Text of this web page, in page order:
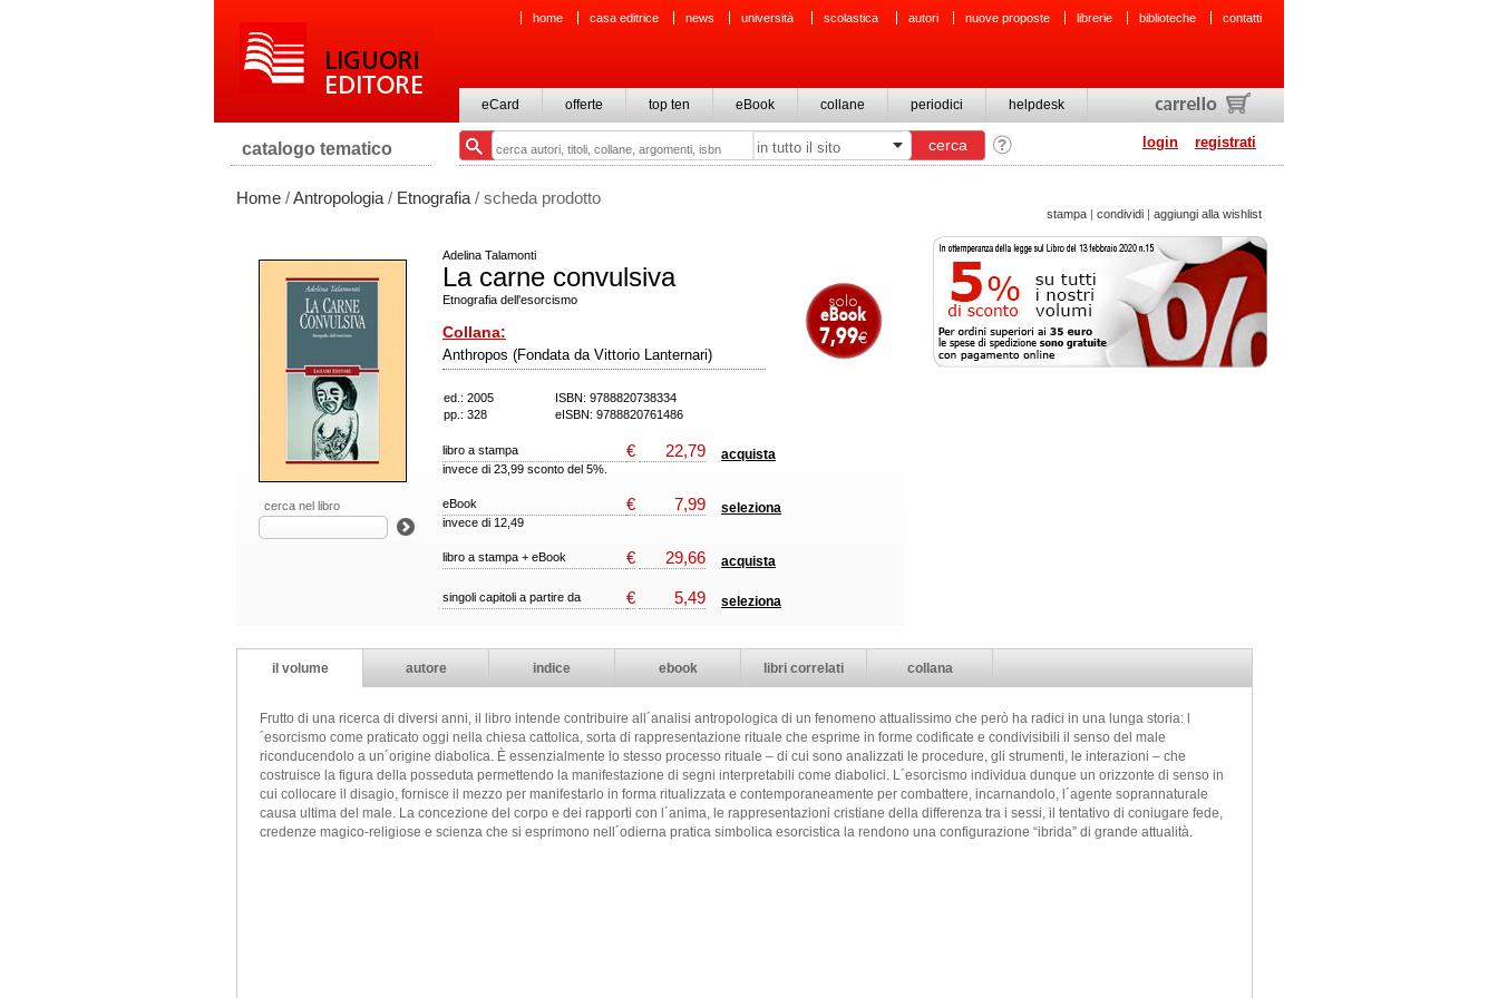
home casa editrice news università scolastica autori nuove proposte librerie biblioteche contatti
eCard offerte top ten eBook collane periodici helpdesk
login registrati
catalogo tematico
Home /Antropologia / Etnografia / scheda prodotto
stampa | condividi | aggiungi alla wishlist
cerca nel libro
Adelina Talamonti
La carne convulsiva
Etnografia dell'esorcismo
Collana:
Anthropos (Fondata da Vittorio Lanternari)
ed.: 2005
ISBN: 9788820738334
pp.: 328
eISBN: 9788820761486
libro a stampa € 22,79 acquista
invece di 23,99 sconto del 5%.
eBook € 7,99 seleziona
invece di 12,49
libro a stampa + eBook € 29,66 acquista
singoli capitoli a partire da € 5,49 seleziona
il volume autore indice ebook libri correlati collana
Frutto di una ricerca di diversi anni, il libro intende contribuire all´analisi antropologica di un fenomeno attualissimo che però ha radici in una lunga storia: l
´esorcismo come praticato oggi nella chiesa cattolica, sorta di rappresentazione rituale che esprime in forme codificate e condivisibili il senso del male
riconducendolo a un´origine diabolica. È essenzialmente lo stesso processo rituale – di cui sono analizzati le procedure, gli strumenti, le interazioni – che
costruisce la figura della posseduta permettendo la manifestazione di segni interpretabili come diabolici. L´esorcismo individua dunque un orizzonte di senso in
cui collocare il disagio, fornisce il mezzo per manifestarlo in forma ritualizzata e contemporaneamente per combattere, incarnandolo, l´agente soprannaturale
causa ultima del male. La concezione del corpo e dei rapporti con l´anima, le rappresentazioni cristiane della differenza tra i sessi, il tentativo di coniugare fede,
credenze magico-religiose e scienza che si esprimono nell´odierna pratica simbolica esorcistica la rendono una configurazione “ibrida” di grande attualità.